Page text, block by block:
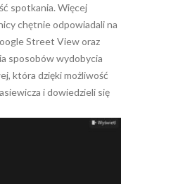
spotkania. Więcej
chętnie odpowiadali na
Street View oraz
sposobów wydobycia
która dzięki możliwość
i dowiedzieli się